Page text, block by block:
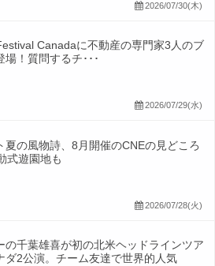
2026/07/30(木)
Canadaに不動産の専門家3人のブ
場！質問するチ･･･
2026/07/29(水)
夏の風物詩、8月開催のCNEの見どころ
式遊園地も
2026/07/28(火)
の千葉雄喜が初の北米ヘッドラインツア
ダ2公演。チーム友達で世界的人気